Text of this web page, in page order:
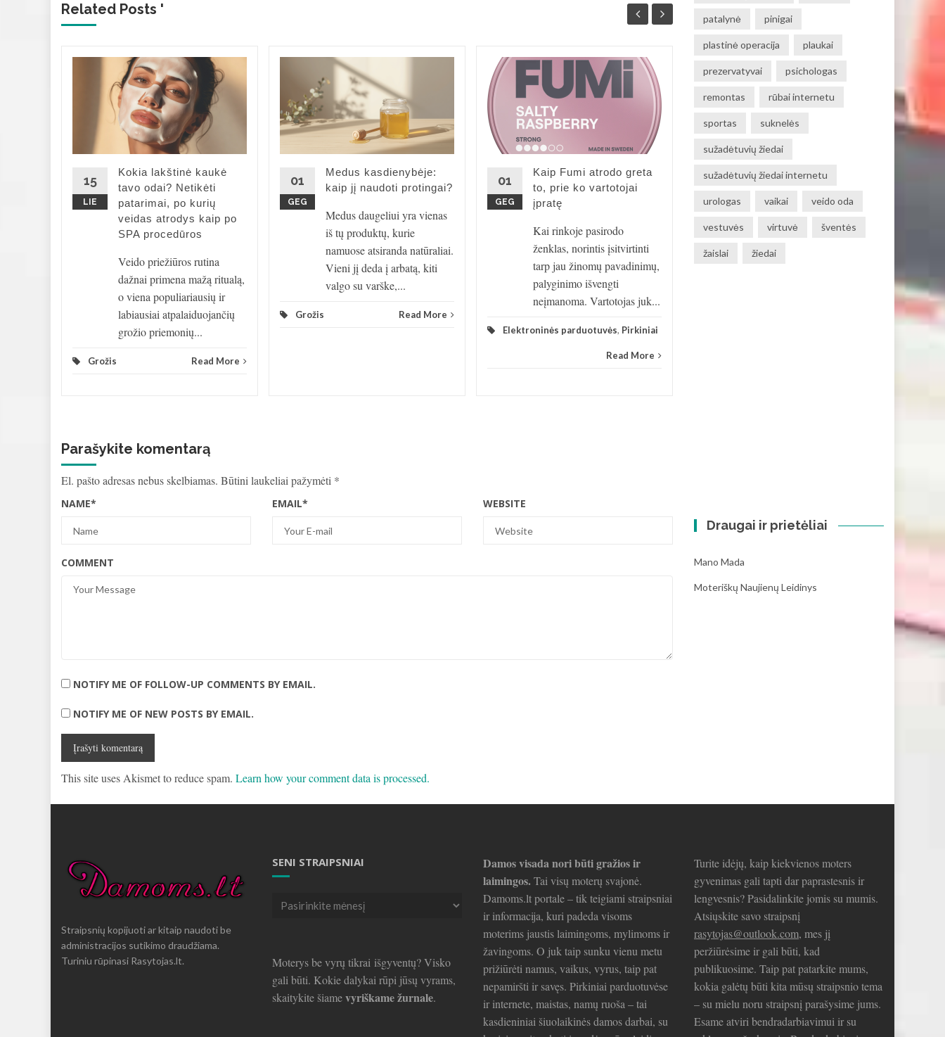
Related Posts '
15
LIE
Kokia lakštinė kaukė
tavo odai? Netikėti
patarimai, po kurių
veidas atrodys kaip po
SPA procedūros
Veido priežiūros rutina
dažnai primena mažą ritualą,
o viena populiariausių ir
labiausiai atpalaiduojančių
grožio priemonių...
Grožis Read More
01
GEG
Medus kasdienybėje:
kaip jį naudoti protingai?
Medus daugeliui yra vienas
iš tų produktų, kurie
namuose atsiranda natūraliai.
Vieni jį deda į arbatą, kiti
valgo su varške,...
Grožis Read More
01
GEG
Kaip Fumi atrodo greta
to, prie ko vartotojai
įpratę
Kai rinkoje pasirodo
ženklas, norintis įsitvirtinti
tarp jau žinomų pavadinimų,
palyginimo išvengti
neįmanoma. Vartotojas juk...
Elektroninės parduotuvės, Pirkiniai
Read More
Knygų lentynų drama
centre ir apima jausmas, kad
patekai į milžinišką cukraus
vatos gamyklą, kurioje
viskas nudažyta...
Pirkiniai Read More
Parašykite komentarą
El. pašto adresas nebus skelbiamas. Būtini laukeliai pažymėti *
NAME* EMAIL* WEBSITE
COMMENT
NOTIFY ME OF FOLLOW-UP COMMENTS BY EMAIL.
NOTIFY ME OF NEW POSTS BY EMAIL.
This site uses Akismet to reduce spam. Learn how your comment data is processed.
patalynė pinigai
plastinė operacija plaukai
prezervatyvai psichologas
remontas rūbai internetu
sportas suknelės
sužadėtuvių žiedai
sužadėtuvių žiedai internetu
urologas vaikai veido oda
vestuvės virtuvė šventės
žaislai žiedai
Draugai ir prietėliai
Mano Mada
Moteriškų Naujienų Leidinys
Straipsnių kopijuoti ar kitaip naudoti be
administracijos sutikimo draudžiama.
Turiniu rūpinasi Rasytojas.lt.
SENI STRAIPSNIAI
Seni
Moterys be vyrų tikrai išgyventų? Visko
gali būti. Kokie dalykai rūpi jūsų vyrams,
skaitykite šiamevyriškame žurnale.
Damos visada nori būti gražios ir
laimingos.Tai visų moterų svajonė.
Damoms.lt portale – tik teigiami straipsniai
ir informacija, kuri padeda visoms
moterims jaustis laimingoms, mylimoms ir
žavingoms. O juk taip sunku vienu metu
prižiūrėti namus, vaikus, vyrus, taip pat
nepamiršti ir savęs. Pirkiniai parduotuvėse
ir internete, maistas, namų ruoša – tai
kasdieniniai šiuolaikinės damos darbai, su
Turite idėjų, kaip kiekvienos moters
gyvenimas gali tapti dar paprastesnis ir
lengvesnis? Pasidalinkite jomis su mumis.
Atsiųskite savo straipsnį
rasytojas@outlook.com, mes jį
peržiūrėsime ir gali būti, kad
publikuosime. Taip pat patarkite mums,
kokia galėtų būti kita mūsų straipsnio tema
– su mielu noru straipsnį parašysime jums.
Esame atviri bendradarbiavimui ir su